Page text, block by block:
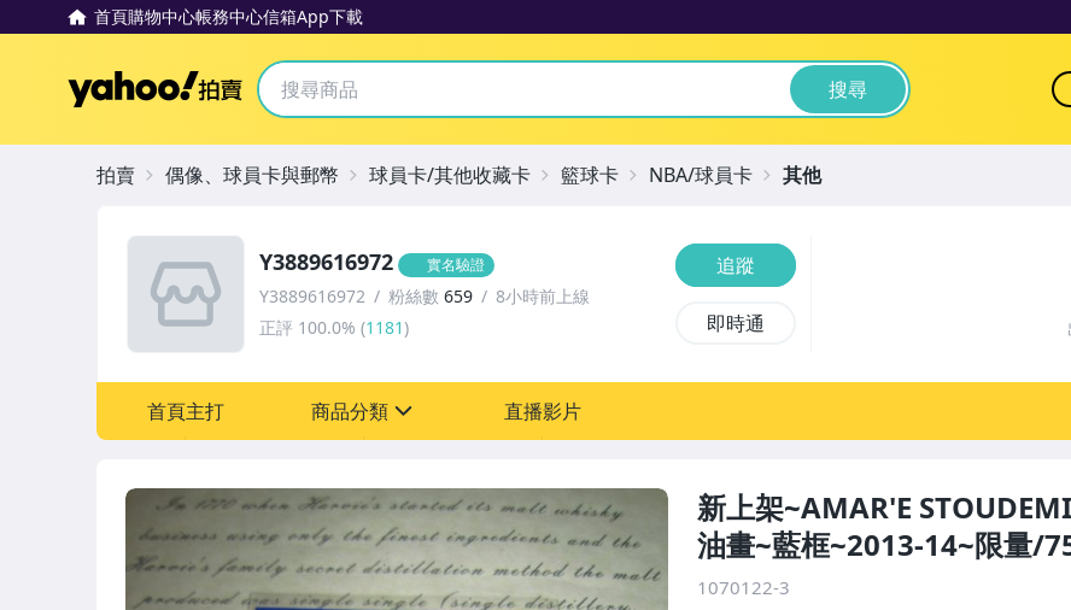
首頁購物中心帳務中心信箱App下載
Yahoo拍賣 搜尋
新上架~AMAR'E
油畫~藍框~2013-14~限量/
1070122-3
Y3889616972 實名驗證
Y3889616972 粉絲數 659
8小時前上線
正評 100.0% (1181)
追蹤
即時通
首頁主打 商品分類 直播影片
拍賣 偶像、球員卡與郵幣 球員卡/其他收藏卡 籃球卡 NBA/球員卡 其他